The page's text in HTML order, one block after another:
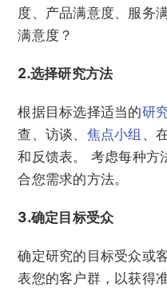
度、产品满意度、服务
满意度？
2.选择研究方法
根据目标选择适当的研
查、访谈、 焦点小组 、
和反馈表。 考虑每种方
合您需求的方法。
3.确定目标受众
确定研究的目标受众或
表您的客户群，以获得